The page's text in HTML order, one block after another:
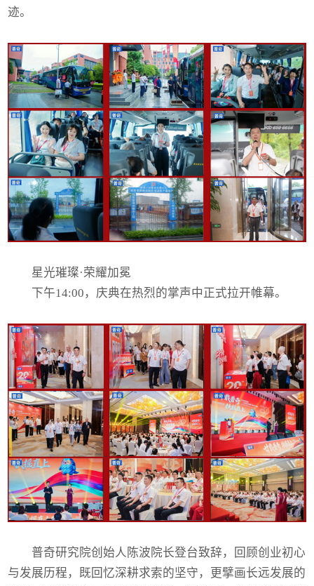
迹。
星光璀璨·荣耀加冕
下午14:00，庆典在热烈的掌声中正式拉开帷幕。
普奇研究院创始人陈波院长登台致辞，回顾创业初心
与发展历程，既回忆深耕求索的坚守，更擘画长远发展的